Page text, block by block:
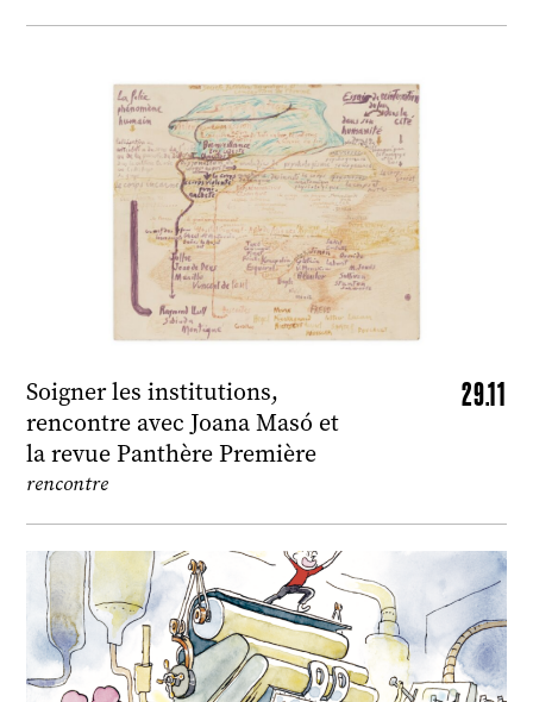
Soigner les institutions,
rencontre avec Joana Masó et
la revue Panthère Première
29.11
rencontre